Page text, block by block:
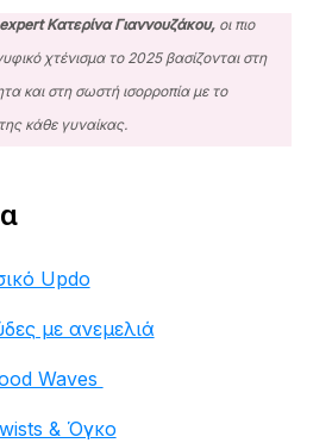
Κατερίνα Γιαννουζάκου,οι πιο
χτένισμα το 2025 βασίζονται στη
και στη σωστή ισορροπία με το
κάθε γυναίκας.
Updo
με ανεμελιά
Waves
& Όγκο